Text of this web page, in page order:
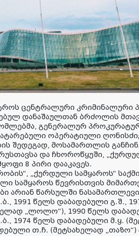
ცენტრალური კრიმინალური
დანაშაულთან ბრძოლის
გენერალურ
ოპერატიული
შედეგად, მოსამართლის
და ჩხოროწყუში,
8 პირი დააკავეს.
„ქურდული სამყაროს“
სამყაროს წევრისთვის
არიან წარსულში ნასამართლევი
1991 წელს დაბადებული გ.შ.,
„ლოლო“), 1990 წელს
1974 წელს დაბადებული მ.ყ.
თ.ჩ. (მეტსახელად „თაზო“)